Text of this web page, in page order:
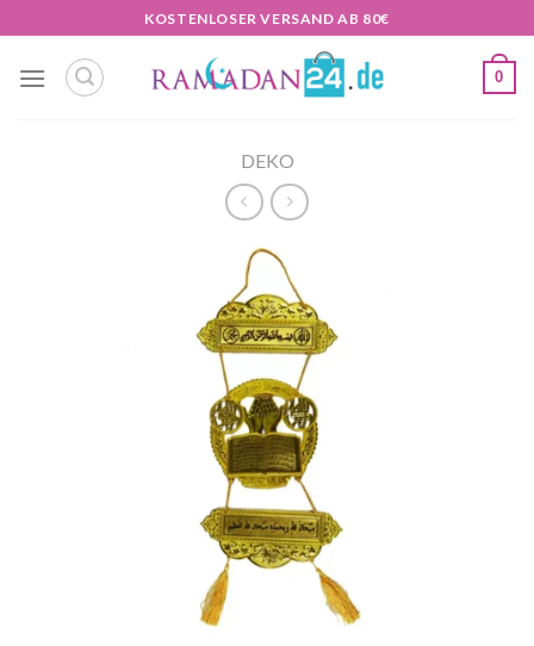
Inhalt
springen
KOSTENLOSER VERSAND AB 80€
0
DEKO